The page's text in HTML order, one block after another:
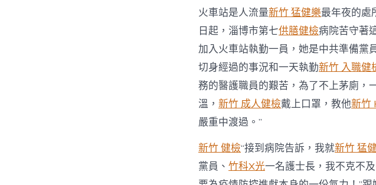
火車站是人流量新竹 猛健樂最年夜的處
日起，淄博市第七供膳健檢病院苦守著
加入火車站執勤一員，她是中共準備黨
切身經過的事況和一天執勤新竹 入職健
務的醫護職員的艱苦，為了不上茅廁，
溫， 新竹 成人健檢戴上口罩，教他新竹
嚴重中渡過。”
新竹 健檢“接到病院告訴，我就新竹 猛
黨員、 竹科X光一名護士長，我不克不